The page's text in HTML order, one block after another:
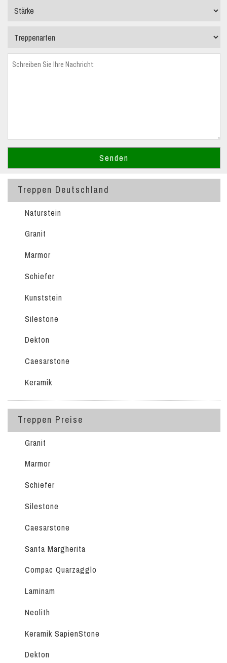
Treppen Deutschland
Naturstein
Granit
Marmor
Schiefer
Kunststein
Silestone
Dekton
Caesarstone
Keramik
Treppen Preise
Granit
Marmor
Schiefer
Silestone
Caesarstone
Santa Margherita
Compac Quarzagglo
Laminam
Neolith
Keramik SapienStone
Dekton